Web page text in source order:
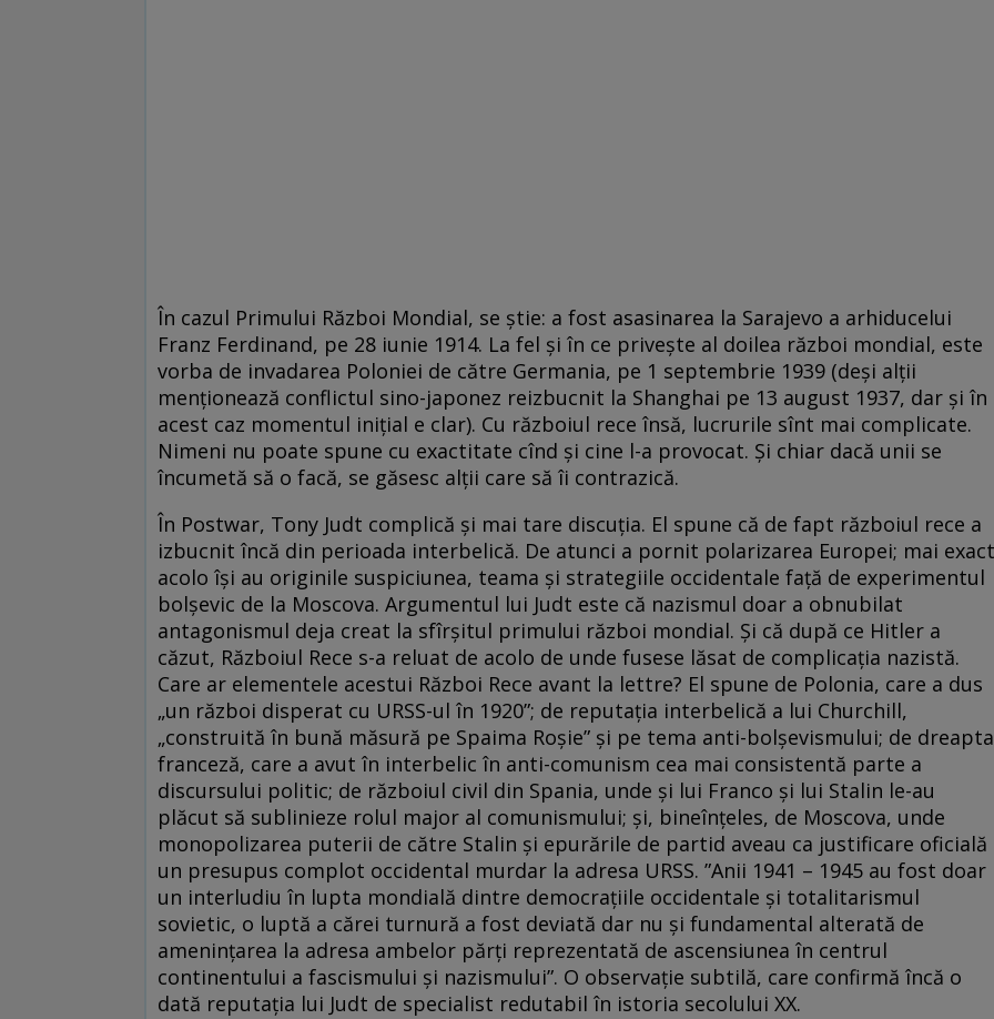
În cazul Primului Război Mondial, se știe: a fost asasinarea la Sarajevo a arhiducelui
Franz Ferdinand, pe 28 iunie 1914. La fel și în ce privește al doilea război mondial, este
vorba de invadarea Poloniei de către Germania, pe 1 septembrie 1939 (deși alții
menționează conflictul sino-japonez reizbucnit la Shanghai pe 13 august 1937, dar și în
acest caz momentul inițial e clar). Cu războiul rece însă, lucrurile sînt mai complicate.
Nimeni nu poate spune cu exactitate cînd și cine l-a provocat. Și chiar dacă unii se
încumetă să o facă, se găsesc alții care să îi contrazică.
În Postwar, Tony Judt complică și mai tare discuția. El spune că de fapt războiul rece a
izbucnit încă din perioada interbelică. De atunci a pornit polarizarea Europei; mai exact
acolo își au originile suspiciunea, teama și strategiile occidentale față de experimentul
bolșevic de la Moscova. Argumentul lui Judt este că nazismul doar a obnubilat
antagonismul deja creat la sfîrșitul primului război mondial. Și că după ce Hitler a
căzut, Războiul Rece s-a reluat de acolo de unde fusese lăsat de complicația nazistă.
Care ar elementele acestui Război Rece avant la lettre? El spune de Polonia, care a dus
„un război disperat cu URSS-ul în 1920”; de reputația interbelică a lui Churchill,
„construită în bună măsură pe Spaima Roșie” și pe tema anti-bolșevismului; de dreapta
franceză, care a avut în interbelic în anti-comunism cea mai consistentă parte a
discursului politic; de războiul civil din Spania, unde și lui Franco și lui Stalin le-au
plăcut să sublinieze rolul major al comunismului; și, bineînțeles, de Moscova, unde
monopolizarea puterii de către Stalin și epurările de partid aveau ca justificare oficială
un presupus complot occidental murdar la adresa URSS. ”Anii 1941 – 1945 au fost doar
un interludiu în lupta mondială dintre democrațiile occidentale și totalitarismul
sovietic, o luptă a cărei turnură a fost deviată dar nu și fundamental alterată de
amenințarea la adresa ambelor părți reprezentată de ascensiunea în centrul
continentului a fascismului și nazismului”. O observație subtilă, care confirmă încă o
dată reputația lui Judt de specialist redutabil în istoria secolului XX.